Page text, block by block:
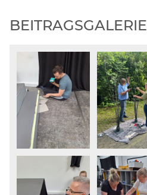
BEITRAGSGALERIE